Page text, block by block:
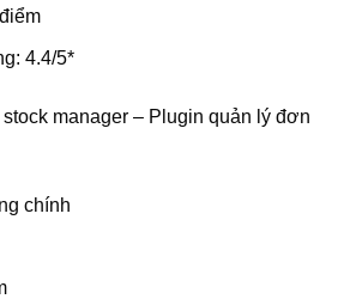
4.4/5*
manager – Plugin quản lý đơn
chính